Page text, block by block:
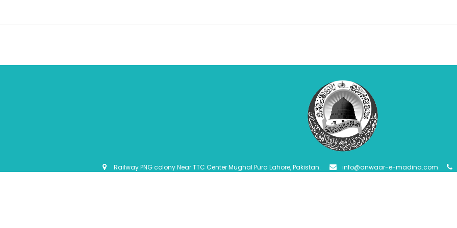
Railway PNG colony Near TTC Center Mughal Pura Lahore, Pakistan. info@anwaar-e-madina.com